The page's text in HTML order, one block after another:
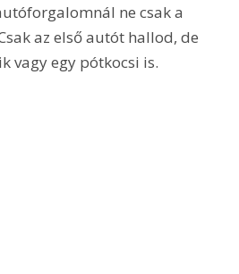
az első autót hallod, de
vagy egy pótkocsi is.